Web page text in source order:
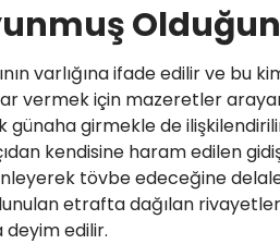
varlığına ifade edilir ve bu
vermek için mazeretler
günaha girmekle de
kendisine haram edilen
tövbe edeceğine
etrafta dağılan
deyim edilir.